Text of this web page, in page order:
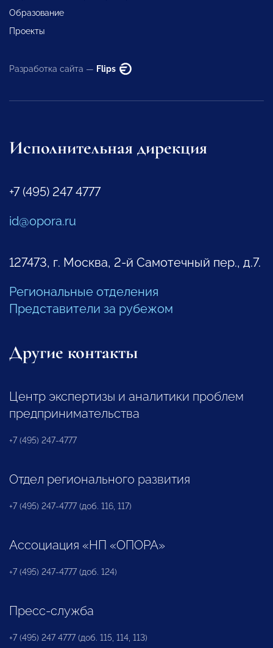
Образование
Проекты
Разработка сайта — Flips
Исполнительная дирекция
+7 (495) 247 4777
id@opora.ru
127473, г. Москва, 2-й Самотечный пер., д.7.
Региональные отделения
Представители за рубежом
Другие контакты
Центр экспертизы и аналитики проблем
предпринимательства
+7 (495) 247-4777
Отдел регионального развития
+7 (495) 247-4777 (доб. 116, 117)
Ассоциация «НП «ОПОРА»
+7 (495) 247-4777 (доб. 124)
Пресс-служба
+7 (495) 247 4777 (доб. 115, 114, 113)